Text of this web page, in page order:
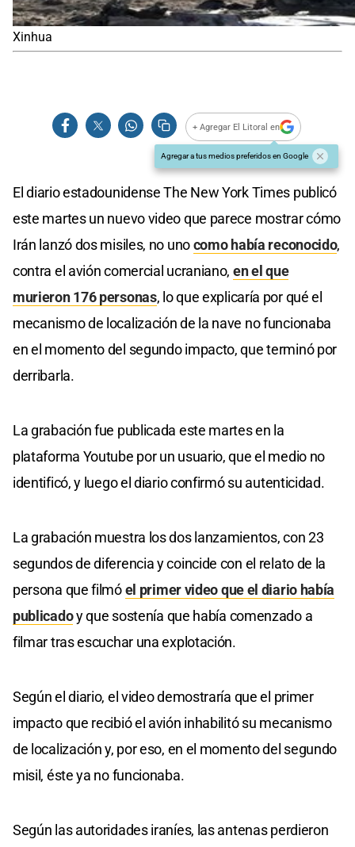
Xinhua
+ Agregar El Litoral en
Agregar a tus medios preferidos en Google
El diario estadounidense The New York Times publicó
este martes un nuevo video que parece mostrar cómo
Irán lanzó dos misiles, no unocomo había reconocido,
contra el avión comercial ucraniano, en el que
murieron 176 personas, lo que explicaría por qué el
mecanismo de localización de la nave no funcionaba
en el momento del segundo impacto, que terminó por
derribarla.
La grabación fue publicada este martes en la
plataforma Youtube por un usuario, que el medio no
identificó, y luego el diario confirmó su autenticidad.
La grabación muestra los dos lanzamientos, con 23
segundos de diferencia y coincide con el relato de la
persona que filmóel primer video que el diario había
publicadoy que sostenía que había comenzado a
filmar tras escuchar una explotación.
Según el diario, el video demostraría que el primer
impacto que recibió el avión inhabilitó su mecanismo
de localización y, por eso, en el momento del segundo
misil, éste ya no funcionaba.
Según las autoridades iraníes, las antenas perdieron